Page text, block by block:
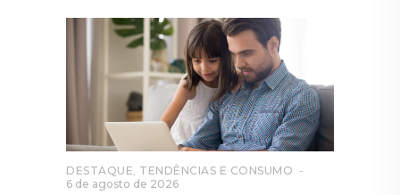
DESTAQUE TENDÊNCIAS E CONSUMO
6 de agosto de 2026